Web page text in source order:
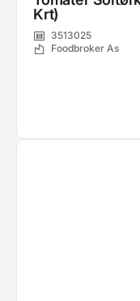
Krt)
3513025
Foodbroker As